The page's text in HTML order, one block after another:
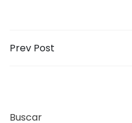
Prev Post
Buscar